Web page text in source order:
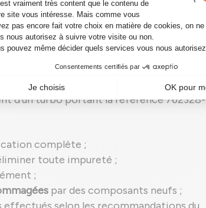
reconditionné, ce qui signifie qu'il a été
une qualité équivalente à un turbo
d'un turbo portant la référence 762328-
complète ;
toute impureté ;
;
par des composants neufs ;